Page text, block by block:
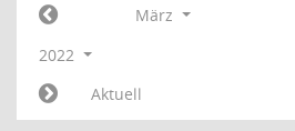
März
2022
Aktuell